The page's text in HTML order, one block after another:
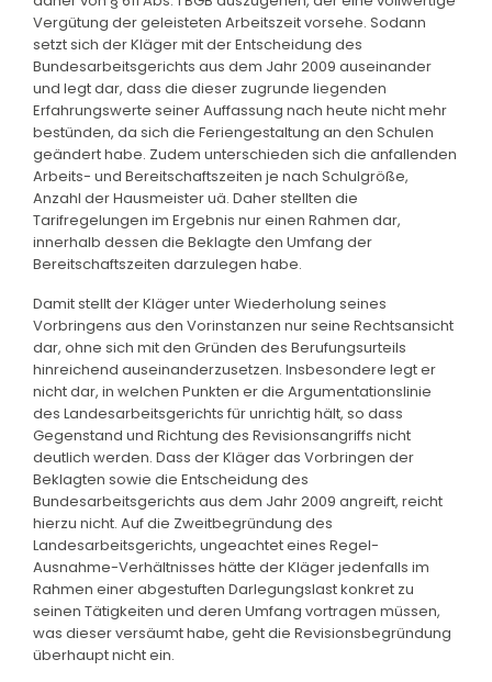
Vergütung der geleisteten Arbeitszeit vorsehe. Sodann
setzt sich der Kläger mit der Entscheidung des
Bundesarbeitsgerichts aus dem Jahr 2009 auseinander
und legt dar, dass die dieser zugrunde liegenden
Erfahrungswerte seiner Auffassung nach heute nicht mehr
bestünden, da sich die Feriengestaltung an den Schulen
geändert habe. Zudem unterschieden sich die anfallenden
Arbeits- und Bereitschaftszeiten je nach Schulgröße,
Anzahl der Hausmeister uä. Daher stellten die
Tarifregelungen im Ergebnis nur einen Rahmen dar,
innerhalb dessen die Beklagte den Umfang der
Bereitschaftszeiten darzulegen habe.
Damit stellt der Kläger unter Wiederholung seines
Vorbringens aus den Vorinstanzen nur seine Rechtsansicht
dar, ohne sich mit den Gründen des Berufungsurteils
hinreichend auseinanderzusetzen. Insbesondere legt er
nicht dar, in welchen Punkten er die Argumentationslinie
des Landesarbeitsgerichts für unrichtig hält, so dass
Gegenstand und Richtung des Revisionsangriffs nicht
deutlich werden. Dass der Kläger das Vorbringen der
Beklagten sowie die Entscheidung des
Bundesarbeitsgerichts aus dem Jahr 2009 angreift, reicht
hierzu nicht. Auf die Zweitbegründung des
Landesarbeitsgerichts, ungeachtet eines Regel-
Ausnahme-Verhältnisses hätte der Kläger jedenfalls im
Rahmen einer abgestuften Darlegungslast konkret zu
seinen Tätigkeiten und deren Umfang vortragen müssen,
was dieser versäumt habe, geht die Revisionsbegründung
überhaupt nicht ein.